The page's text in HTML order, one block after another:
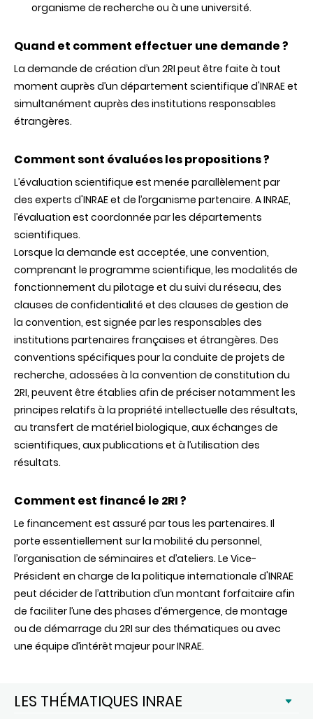
organisme de recherche ou à une université.
Quand et comment effectuer une demande ?
La demande de création d’un 2RI peut être faite à tout
moment auprès d’un département scientifique d'INRAEet
simultanément auprès des institutions responsables
étrangères.
Comment sont évaluées les propositions ?
L’évaluation scientifique est menée parallèlement par
des experts d'INRAEet de l’organisme partenaire. AINRAE,
l’évaluation est coordonnée par les départements
scientifiques.
Lorsque la demande est acceptée, une convention,
comprenant le programme scientifique, les modalités de
fonctionnement du pilotage et du suivi du réseau, des
clauses de confidentialité et des clauses de gestion de
la convention, est signée par les responsables des
institutions partenaires françaises et étrangères. Des
conventions spécifiques pour la conduite de projets de
recherche, adossées à la convention de constitution du
2RI, peuvent être établies afin de préciser notamment les
principes relatifs à la propriété intellectuelle des résultats,
au transfert de matériel biologique, aux échanges de
scientifiques, aux publications et à l’utilisation des
résultats.
Comment est financé le 2RI ?
Le financement est assuré par tous les partenaires. Il
porte essentiellement sur la mobilité du personnel,
l’organisation de séminaires et d’ateliers. Le Vice-
Président en charge de la politique internationale d'INRAE
peut décider de l’attribution d’un montant forfaitaire afin
de faciliter l’une des phases d’émergence, de montage
ou de démarrage du 2RI sur des thématiques ou avec
une équipe d’intérêt majeur pourINRAE.
LES THÉMATIQUES INRAE